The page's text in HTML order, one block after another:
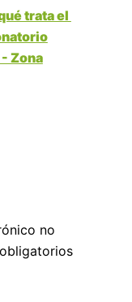
trata el
Zona
no